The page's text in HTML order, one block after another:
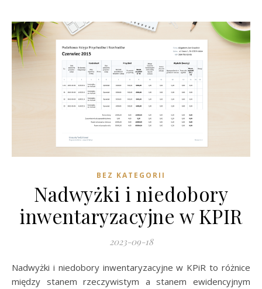
BEZ KATEGORII
Nadwyżki i niedobory
inwentaryzacyjne w KPIR
2023-09-18
Nadwyżki i niedobory inwentaryzacyjne w KPiR to różnice
między stanem rzeczywistym a stanem ewidencyjnym